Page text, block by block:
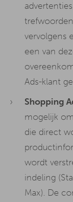
vervolgens
een van
Ads-klant
Shopping
mogelijk
die direct
wordt
indeling
Max). De